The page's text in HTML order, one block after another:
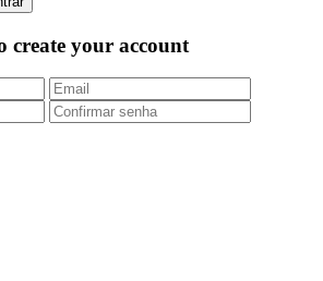
create your account